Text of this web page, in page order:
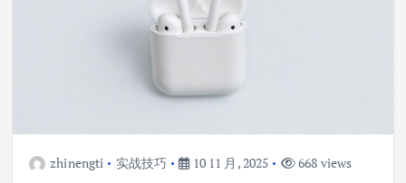
zhinengti 实战技巧 10 11 月, 2025 668 views